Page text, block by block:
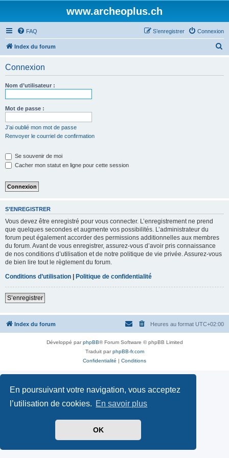
En poursuivant votre navigation, vous acceptez
l’utilisation de cookies. En savoir plus
OK
www.archeoplus.ch
FAQ Connexion
S’enregistrer
Index du forum
Connexion
Nom d’utilisateur :
Mot de passe :
J’ai oublié mon mot de passe
Renvoyer le courriel de confirmation
Se souvenir de moi
Cacher mon statut en ligne pour cette session
S’ENREGISTRER
Vous devez être enregistré pour vous connecter. L’enregistrement ne prend
que quelques secondes et augmente vos possibilités. L’administrateur du
forum peut également accorder des permissions additionnelles aux membres
du forum. Avant de vous enregistrer, assurez-vous d’avoir pris connaissance
de nos conditions d’utilisation et de notre politique de vie privée. Assurez-vous
de bien lire tout le règlement du forum.
Conditions d’utilisation | Politique de confidentialité
S’enregistrer
Index du forum Heures au format UTC+02:00
Développé parphpBB® Forum Software © phpBB Limited
Traduit parphpBB-fr.com
Confidentialité | Conditions